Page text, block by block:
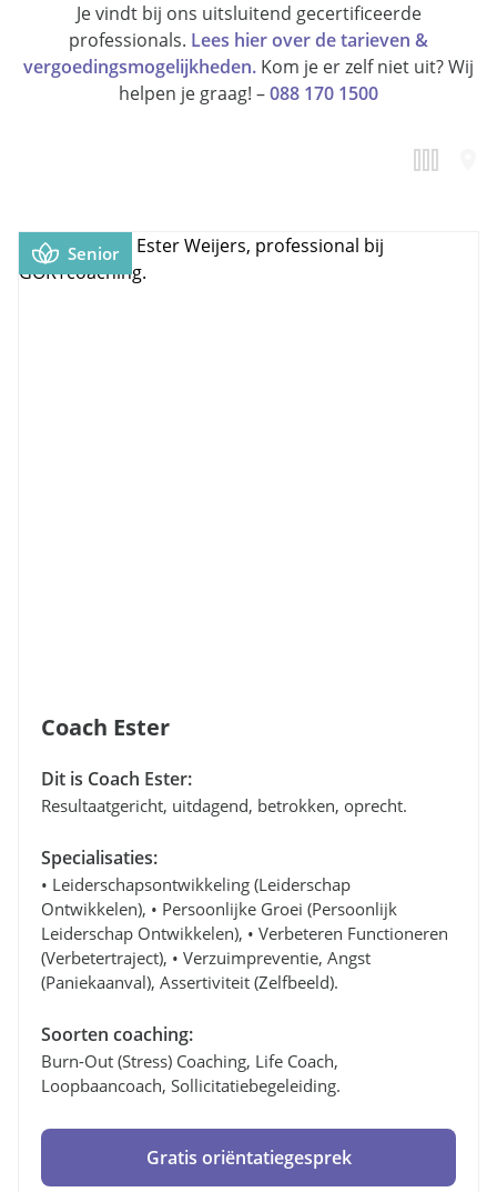
Je vindt bij ons uitsluitend gecertificeerde
professionals. Lees hier over de tarieven &
vergoedingsmogelijkheden. Kom je er zelf niet uit? Wij
helpen je graag! –088 170 1500
Senior
Coach Ester
Dit is Coach Ester:
Resultaatgericht, uitdagend, betrokken, oprecht.
Specialisaties:
• Leiderschapsontwikkeling (leiderschap
Ontwikkelen), • Persoonlijke Groei (persoonlijk
Leiderschap Ontwikkelen), • Verbeteren Functioneren
(verbetertraject), • Verzuimpreventie, Angst
(paniekaanval), Assertiviteit (zelfbeeld).
Soorten coaching:
Burn-Out (stress) Coaching, Life Coach,
Loopbaancoach, Sollicitatiebegeleiding.
Gratis oriëntatiegesprek